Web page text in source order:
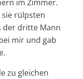
im Zimmer.
sie rülpsten
der dritte Mann
mir und gab
zu gleichen